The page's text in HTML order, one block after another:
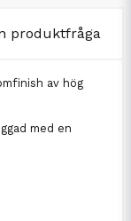
produktfråga
av hög
med en